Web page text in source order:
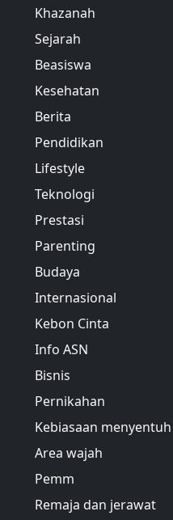
Khazanah
Sejarah
Beasiswa
Kesehatan
Berita
Pendidikan
Lifestyle
Teknologi
Prestasi
Parenting
Budaya
Internasional
Kebon Cinta
Info ASN
Bisnis
Pernikahan
Kebiasaan
Area wajah
Pemm
Remaja dan jerawat